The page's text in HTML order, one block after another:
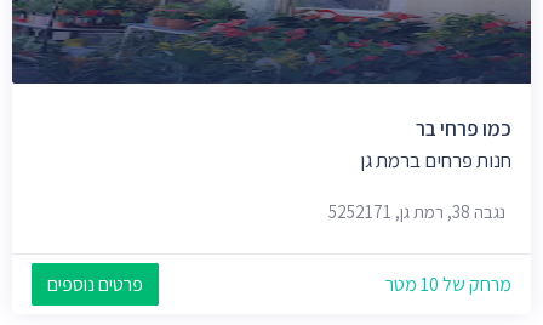
כמו פרחי בר
חנות פרחים ברמת גן
נגבה 38, רמת גן, 5252171
מרחק של 10 מטר פרטים נוספים